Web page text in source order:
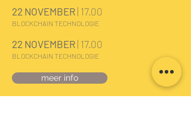
22 NOVEMBER | 17.00
BLOCKCHAIN TECHNOLOGIE
22 NOVEMBER | 17.00
BLOCKCHAIN TECHNOLOGIE
meer info